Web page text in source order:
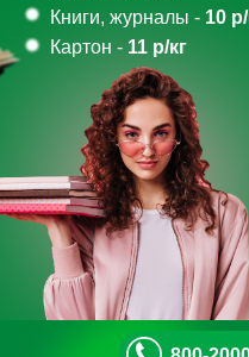
Книги, журналы - 10
Картон - 11 р/кг